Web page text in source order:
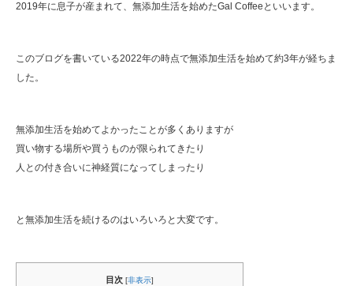
2019年に息子が産まれて、無添加生活を始めたGal Coffeeといいます。
このブログを書いている2022年の時点で無添加生活を始めて約3年が経ちま
した。
無添加生活を始めてよかったことが多くありますが
買い物する場所や買うものが限られてきたり
人との付き合いに神経質になってしまったり
と無添加生活を続けるのはいろいろと大変です。
目次 [非表示]